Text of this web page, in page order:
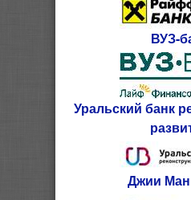
ВУЗ-
Уральский банк
Джии